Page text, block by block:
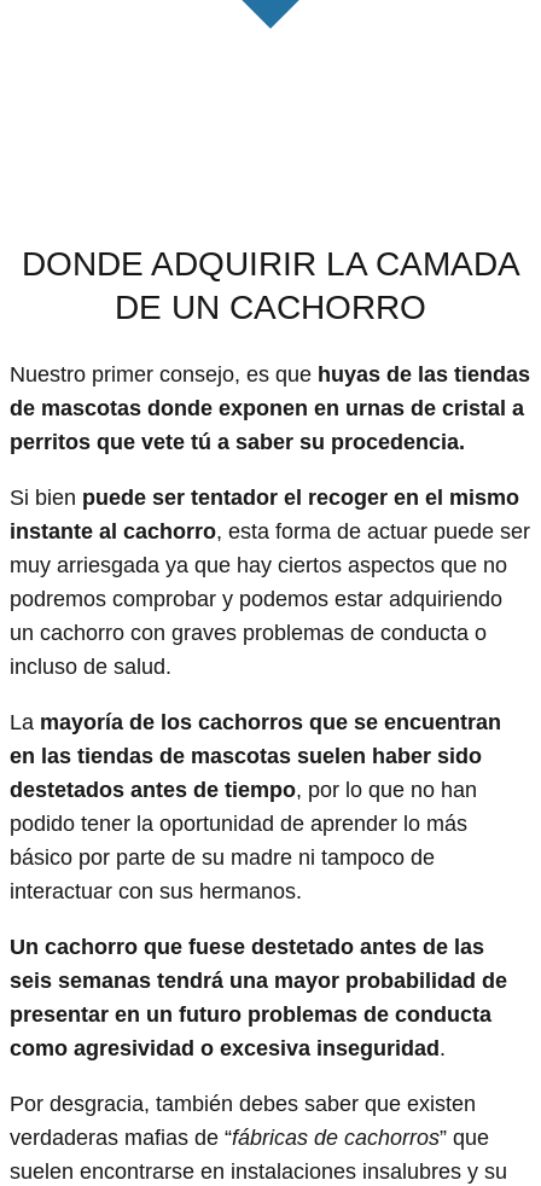
DONDE ADQUIRIR LA CAMADA
DE UN CACHORRO
Nuestro primer consejo, es que huyas de las tiendas
de mascotas donde exponen en urnas de cristal a
perritos que vete tú a saber su procedencia.
Si bien puede ser tentador el recoger en el mismo
instante al cachorro, esta forma de actuar puede ser
muy arriesgada ya que hay ciertos aspectos que no
podremos comprobar y podemos estar adquiriendo
un cachorro con graves problemas de conducta o
incluso de salud.
La mayoría de los cachorros que se encuentran
en las tiendas de mascotas suelen haber sido
destetados antes de tiempo, por lo que no han
podido tener la oportunidad de aprender lo más
básico por parte de su madre ni tampoco de
interactuar con sus hermanos.
Un cachorro que fuese destetado antes de las
seis semanas tendrá una mayor probabilidad de
presentar en un futuro problemas de conducta
como agresividad o excesiva inseguridad .
Por desgracia, también debes saber que existen
verdaderas mafias de “fábricas de cachorros” que
suelen encontrarse en instalaciones insalubres y su